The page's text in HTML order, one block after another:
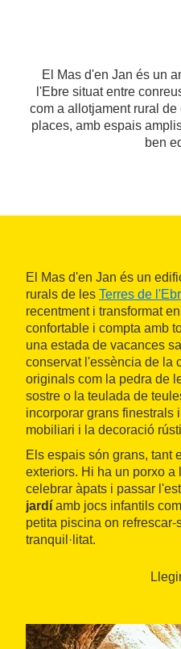
El Mas d'en Jan és un
l'Ebre situat entre
com a allotjament rural
places, amb espais
ben
El Mas d'en Jan és un
rurals de les Terres de
recentment i transformat en
confortable i compta amb
una estada de vacances
conservat l'essència de la
originals com la pedra de
sostre o la teulada de
incorporar grans finestrals
mobiliari i la decoració
Els espais són grans, tant
exteriors. Hi ha un porxo a
celebrar àpats i passar
jardí amb jocs infantils
petita piscina on refrescar-
tranquil·litat.
i a uns 10